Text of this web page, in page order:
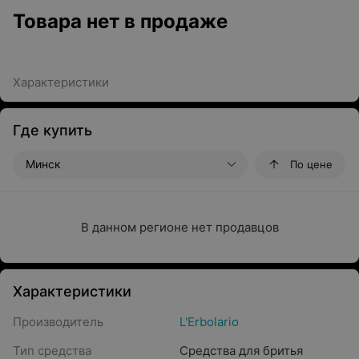
Товара нет в продаже
Характеристики
Где купить
Минск По цене
В данном регионе нет продавцов
Характеристики
Производитель
L'Erbolario
Тип средства
Средства для бритья